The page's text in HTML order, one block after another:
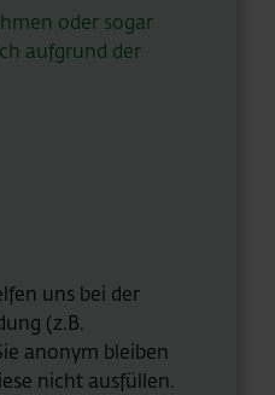
oder sogar
aufgrund der
uns bei der
(z.B.
anonym bleiben
nicht ausfüllen.